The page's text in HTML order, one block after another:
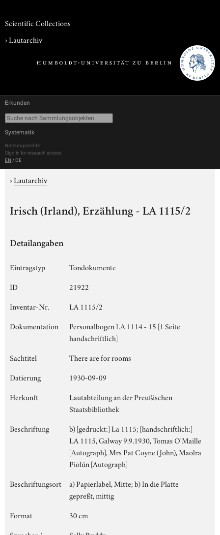
Scientific Collections
›Lautarchiv
Erkunden
Systematik
Nutzungsrechte
Sign in for research access
EN / DE
›Lautarchiv
Irisch (Irland), Erzählung - LA 1115/2
Detailangaben
Eintragstyp
Tondokumente
ID
21922
Inventar-Nr.
LA 1115/2
Dokumentation
Personalbogen LA 1114 - 15 [1 Seite
handschriftlich]
Sachtitel
There are for rooms
Datierung
1930-09-09
Herkunft
Lautabteilung an der Preußischen
Staatsbibliothek
Beschriftung
b) [gedruckt:] La 1115; [handschriftlich:]
LA 1115, Galway 9.9.1930, Tomas O'Maille
[Autograph], Mrs Pat Coyne (John), Maolra
Piolún [Autograph]
Beschriftungsort
a) Papierlabel, Mitte; b) In die Platte
gepreßt, mittig
Format
30 cm